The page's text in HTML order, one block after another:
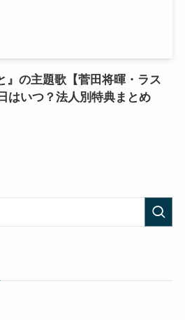
』の主題歌【菅田将暉・ラス
はいつ？法人別特典まとめ